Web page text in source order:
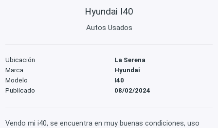
Hyundai I40
Autos Usados
Ubicación
La Serena
Marca
Hyundai
Modelo
I40
Publicado
08/02/2024
Vendo mi i40, se encuentra en muy buenas condiciones, uso